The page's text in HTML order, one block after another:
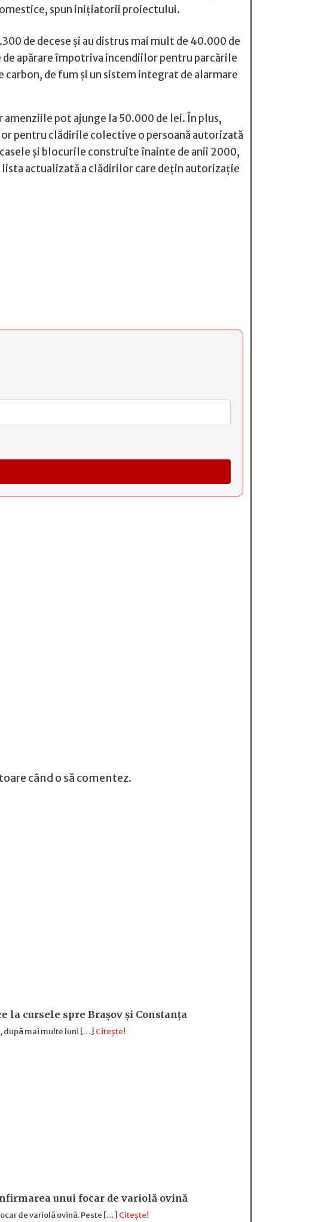
spun iniţiatorii proiectului.
de decese şi au distrus mai mult de 40.000 de
apărare împotriva incendiilor pentru parcările
de fum şi un sistem integrat de alarmare
pot ajunge la 50.000 de lei. În plus,
pentru clădirile colective o persoană autorizată
şi blocurile construite înainte de anii 2000,
actualizată a clădirilor care deţin autorizaţie
când o să comentez.
cursele spre Brașov și Constanța
după mai multe luni […] Citește!
unui focar de variolă ovină
de variolă ovină. Peste […] Citește!